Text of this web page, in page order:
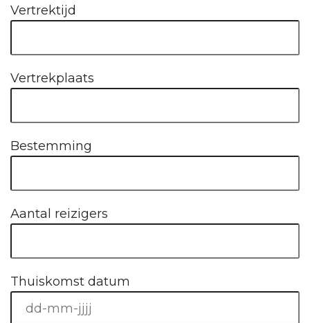
Vertrektijd
Vertrekplaats
Bestemming
Aantal reizigers
Thuiskomst datum